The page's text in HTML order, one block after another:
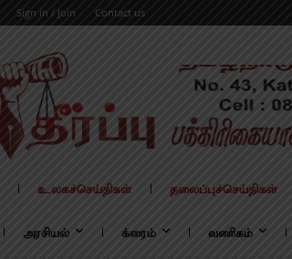
Sign in / Join Contact us
உலகச்செய்திகள் தலைப்புச்செய்திகள்
அரசியல் க்ரைம் வணிகம்